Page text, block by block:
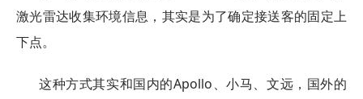
激光雷达收集环境信息，其实是为了确定接送客的固定上
下点。
这种方式其实和国内的Apollo、小马、文远，国外的